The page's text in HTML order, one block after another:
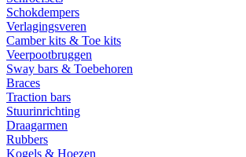
Schokdempers
Verlagingsveren
Camber kits & Toe kits
Veerpootbruggen
Sway bars & Toebehoren
Braces
Traction bars
Stuurinrichting
Draagarmen
Rubbers
Kogels & Hoezen